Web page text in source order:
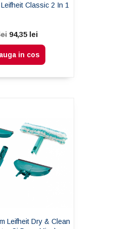
Classic 2 In 1
94,35 lei
in cos
Leifheit Dry & Clean